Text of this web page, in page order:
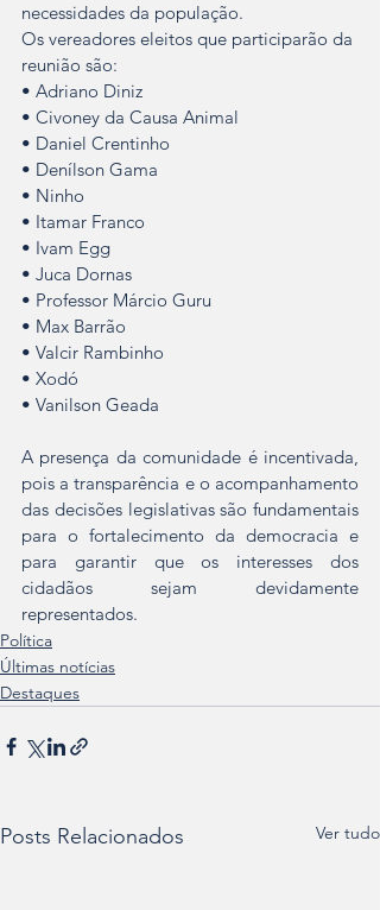
necessidades da população.
Os vereadores eleitos que participarão da
reunião são:
• Adriano Diniz
• Civoney da Causa Animal
• Daniel Crentinho
• Denílson Gama
• Ninho
• Itamar Franco
• Ivam Egg
• Juca Dornas
• Professor Márcio Guru
• Max Barrão
• Valcir Rambinho
• Xodó
• Vanilson Geada
A presença da comunidade é incentivada,
pois a transparência e o acompanhamento
das decisões legislativas são fundamentais
para o fortalecimento da democracia e
para garantir que os interesses dos
cidadãos sejam devidamente
representados.
Política
Últimas notícias
Destaques
Posts Relacionados Ver tudo